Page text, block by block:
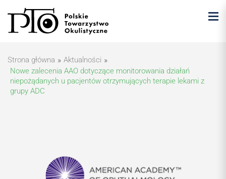
Strona główna » Aktualności »
Nowe zalecenia AAO dotyczące monitorowania działań
niepożądanych u pacjentów otrzymujących terapie lekami z
grupy ADC